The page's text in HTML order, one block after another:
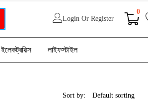
Login Or Register
0
ইলেকট্রনিক্স লাইফস্টাইল
Sort by: